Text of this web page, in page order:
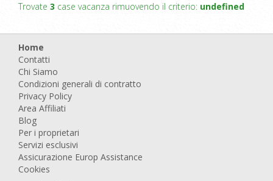
Trovate 3 case vacanza rimuovendo il criterio: undefined
Home
Contatti
Chi Siamo
Condizioni generali di contratto
Privacy Policy
Area Affiliati
Blog
Per i proprietari
Servizi esclusivi
Assicurazione Europ Assistance
Cookies